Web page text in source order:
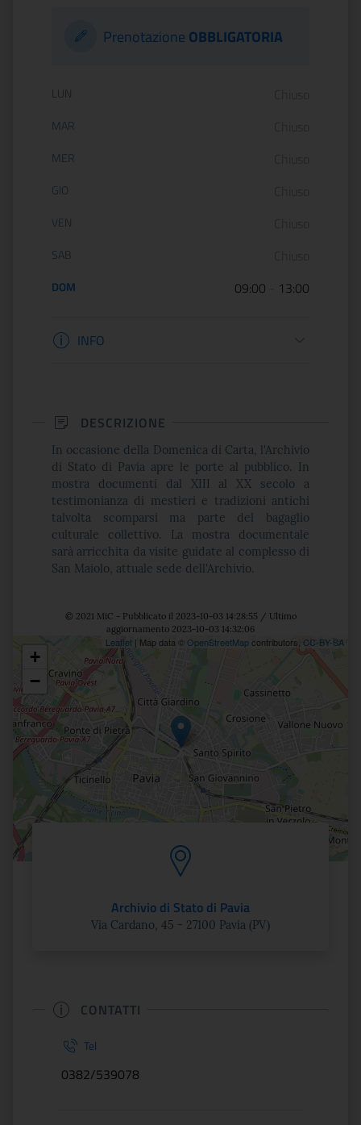
Prenotazione OBBLIGATORIA
Orario di apertura:
LUN
MAR
MER
GIO
VEN
SAB
DOM 09:00 13:00
Informazioni apertura
INFO
DESCRIZIONE
In occasione della Domenica di Carta, l'Archivio
di Stato di Pavia apre le porte al pubblico. In
mostra documenti dal XIII al XX secolo a
testimonianza di mestieri e tradizioni antichi
talvolta scomparsi ma parte del bagaglio
culturale collettivo. La mostra documentale
sarà arricchita da visite guidate al complesso di
San Maiolo, attuale sede dell'Archivio.
© 2021 MiC - Pubblicato il 2023-10-03 14:28:55 / Ultimo
aggiornamento 2023-10-03 14:32:06
Posizione
+
−
Leaflet | Map data © OpenStreetMapcontributors, CC-BY-SA
Archivio di Stato di Pavia
Via Cardano, 45 - 27100 Pavia (PV)
CONTATTI
Tel
0382/539078